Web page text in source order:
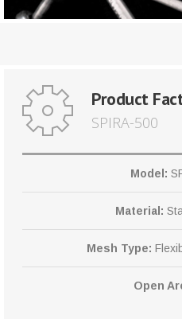
Product
SPIRA-500
Model:
Material:
Mesh Type:
Open